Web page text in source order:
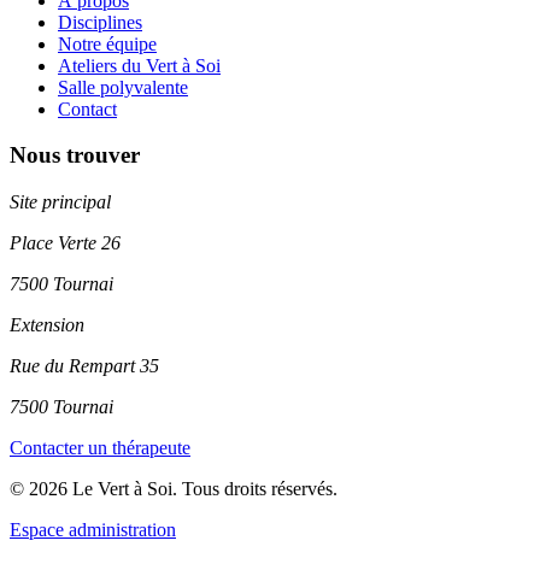
Disciplines
Notre équipe
Ateliers du Vert à Soi
Salle polyvalente
Contact
Nous trouver
Site principal
Place Verte 26
7500 Tournai
Extension
Rue du Rempart 35
7500 Tournai
Contacter un thérapeute
© 2026 Le Vert à Soi. Tous droits réservés.
Espace administration